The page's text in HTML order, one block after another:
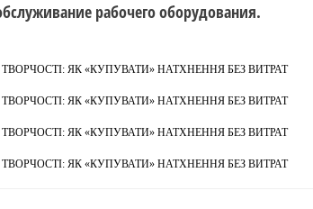
рабочего оборудования.
ЯК «КУПУВАТИ» НАТХНЕННЯ БЕЗ ВИТРАТ
ЯК «КУПУВАТИ» НАТХНЕННЯ БЕЗ ВИТРАТ
ЯК «КУПУВАТИ» НАТХНЕННЯ БЕЗ ВИТРАТ
ЯК «КУПУВАТИ» НАТХНЕННЯ БЕЗ ВИТРАТ